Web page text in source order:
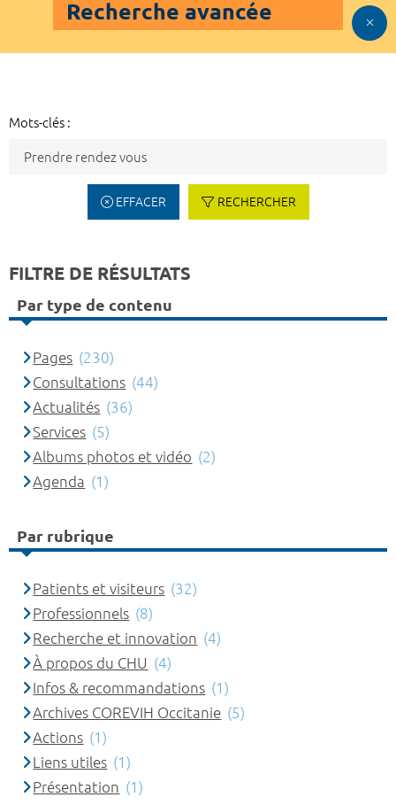
Recherche avancée
Mots-clés :
EFFACER RECHERCHER
FILTRE DE RÉSULTATS
Par type de contenu
Pages (230)
Consultations (44)
Actualités (36)
Services (5)
Albums photos et vidéo (2)
Agenda (1)
Par rubrique
Patients et visiteurs (32)
Professionnels (8)
Recherche et innovation (4)
À propos du CHU (4)
Infos & recommandations (1)
Archives COREVIH Occitanie (5)
Actions (1)
Liens utiles (1)
Présentation (1)